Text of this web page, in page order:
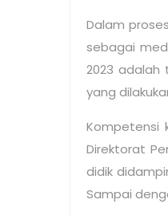
Dalam
sebagai
2023 adalah
yang
Kompetensi
Direktorat
didik
Sampai